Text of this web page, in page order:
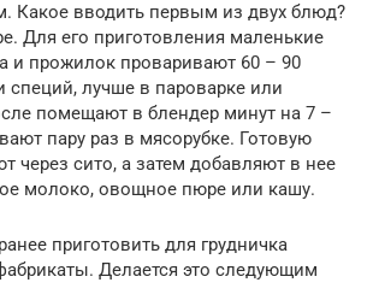
Какое вводить первым из двух блюд?
Для его приготовления маленькие
и прожилок проваривают 60 – 90
специй, лучше в пароварке или
помещают в блендер минут на 7 –
пару раз в мясорубке. Готовую
через сито, а затем добавляют в нее
молоко, овощное пюре или кашу.
приготовить для грудничка
Делается это следующим